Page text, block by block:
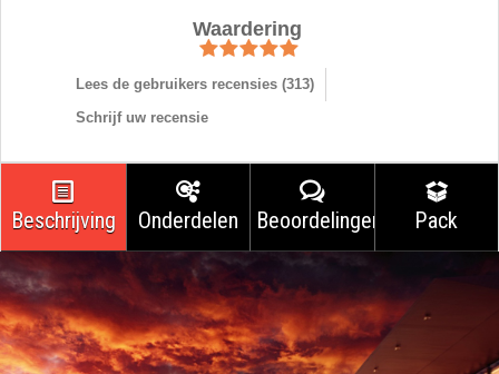
Waardering
Lees de gebruikers recensies (313)
Schrijf uw recensie
Beschrijving Onderdelen Beoordelingen Pack